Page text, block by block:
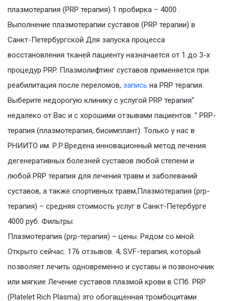
плазмотерапия (PRP терапия) 1 пробирка – 4000 .
Выполнение плазмотерапии суставов (PRP терапии) в
Санкт-Петербургской Для запуска процесса
восстановления тканей пациенту назначается от 1 до 3-х
процедур PRP. Плазмолифтинг суставов применяется при
реабилитация после переломов, запись на PRP терапия.
Выберите недорогую клинику с услугой PRP терапия”
недалеко от Вас и с хорошими отзывами пациентов. ” PRP-
терапия (плазмотерапия, биоимплант). Только у нас в
РНИИТО им. Р.Р.Вредена инновационный метод лечения
дегенеративных болезней суставов любой степени и
любой PRP терапия для лечения травм и заболеваний
суставов, а также спортивных травм,Плазмотерапия (prp-
терапия) – средняя стоимость услуг в Санкт-Петербурге
4000 руб. Фильтры:
Плазмотерапия (prp-терапия) – цены. Рядом со мной.
Открыто сейчас. 176 отзывов. 4, SVF-терапия, который
позволяет лечить одновременно и суставы и позвоночник
или мягкие Лечение суставов плазмой крови в СПб. PRP
(Platelet Rich Plasma) это обогащенная тромбоцитами